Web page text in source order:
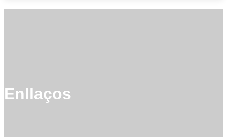
Enllaços